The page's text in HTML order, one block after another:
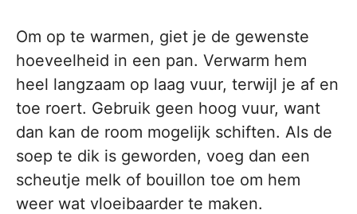
Om op te warmen, giet je de gewenste
hoeveelheid in een pan. Verwarm hem
heel langzaam op laag vuur, terwijl je af en
toe roert. Gebruik geen hoog vuur, want
dan kan de room mogelijk schiften. Als de
soep te dik is geworden, voeg dan een
scheutje melk of bouillon toe om hem
weer wat vloeibaarder te maken.